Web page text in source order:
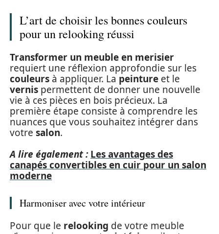
L’art de choisir les bonnes couleurs
pour un relooking réussi
Transformer un meuble en merisier
requiert une réflexion approfondie sur les
couleurs à appliquer. La peinture et le
vernis permettent de donner une nouvelle
vie à ces pièces en bois précieux. La
première étape consiste à comprendre les
nuances que vous souhaitez intégrer dans
votre salon.
A lire également : Les avantages des
canapés convertibles en cuir pour un salon
moderne
Harmoniser avec votre intérieur
Pour que le relooking de votre meuble